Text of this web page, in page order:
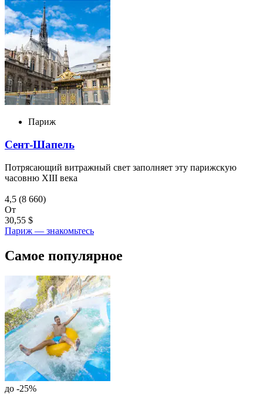
Париж
Сент-Шапель
Потрясающий витражный свет заполняет эту парижскую
часовню XIII века
4,5 (8 660)
От
30,55 $
Париж — знакомьтесь
Самое популярное
до -25%